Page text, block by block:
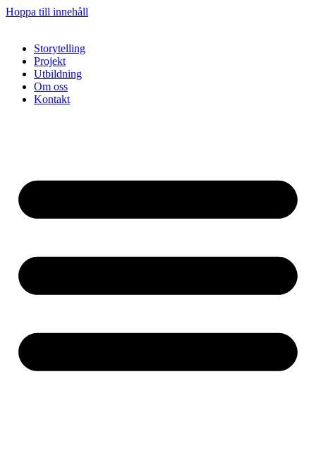
Hoppa till innehåll
Storytelling
Projekt
Utbildning
Om oss
Kontakt